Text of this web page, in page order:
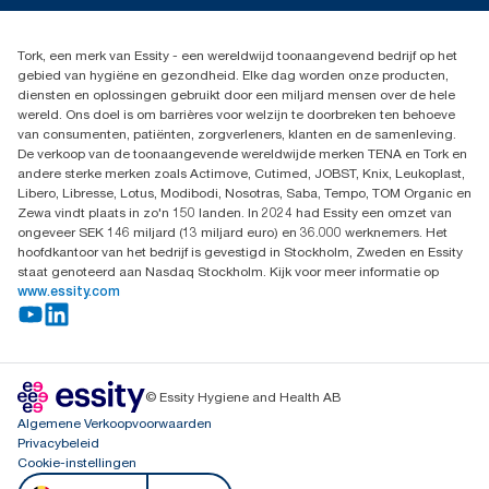
Dispenserklacht
02 766 05 30
Essity Belgium NV
Berkenlaan 8B
1831 MACHELEN
Tork, een merk van Essity - een wereldwijd toonaangevend bedrijf op het
gebied van hygiëne en gezondheid. Elke dag worden onze producten,
diensten en oplossingen gebruikt door een miljard mensen over de hele
wereld. Ons doel is om barrières voor welzijn te doorbreken ten behoeve
van consumenten, patiënten, zorgverleners, klanten en de samenleving.
De verkoop van de toonaangevende wereldwijde merken TENA en Tork en
andere sterke merken zoals Actimove, Cutimed, JOBST, Knix, Leukoplast,
Libero, Libresse, Lotus, Modibodi, Nosotras, Saba, Tempo, TOM Organic en
Zewa vindt plaats in zo'n 150 landen. In 2024 had Essity een omzet van
ongeveer SEK 146 miljard (13 miljard euro) en 36.000 werknemers. Het
hoofdkantoor van het bedrijf is gevestigd in Stockholm, Zweden en Essity
staat genoteerd aan Nasdaq Stockholm. Kijk voor meer informatie op
www.essity.com
© Essity Hygiene and Health AB
Algemene Verkoopvoorwaarden
Privacybeleid
Cookie-instellingen